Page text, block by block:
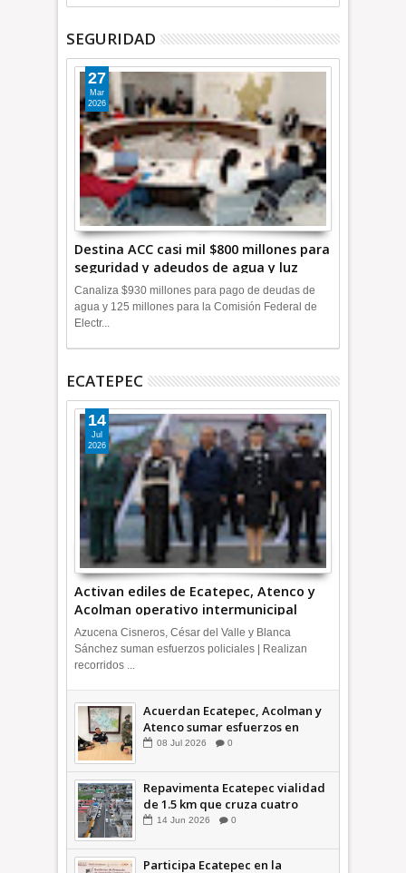
SEGURIDAD
Destina ACC casi mil $800 millones para
seguridad y adeudos de agua y luz
+Video
27
Mar
2026
Canaliza $930 millones para pago de deudas de
agua y 125 millones para la Comisión Federal de
Electr...
ECATEPEC
Activan ediles de Ecatepec, Atenco y
Acolman operativo intermunicipal
14
Jul
2026
Azucena Cisneros, César del Valle y Blanca
Sánchez suman esfuerzos policiales | Realizan
recorridos ...
Acuerdan Ecatepec, Acolman y
Atenco sumar esfuerzos en
seguridad
08 Jul 2026 0
Repavimenta Ecatepec vialidad
de 1.5 km que cruza cuatro
comunidades +Video
14 Jun 2026 0
Participa Ecatepec en la